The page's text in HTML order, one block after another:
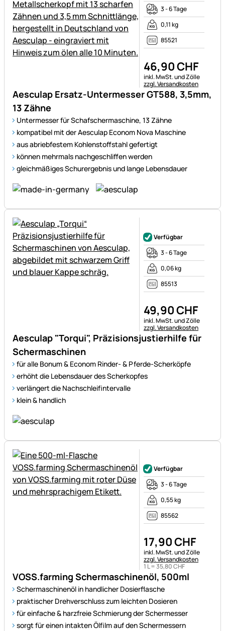
Aesculap Ersatz-Untermesser GT588, 3,5mm,
13 Zähne
Untermesser für Schafschermaschine, 13 Zähne
kompatibel mit der Aesculap Econom Nova Maschine
aus abriebfestem Kohlenstoffstahl gefertigt
können mehrmals nachgeschliffen werden
gleichmäßiges Schurergebnis und lange Lebensdauer
3 - 6 Tage
0,11 kg
85521
46,90CHF
Steuerhinweis:
inkl. MwSt. und Zölle
zzgl. Versandkosten
Aesculap "Torqui", Präzisionsjustierhilfe für
Schermaschinen
für alle Bonum & Econom Rinder- & Pferde-Scherköpfe
erhöht die Lebensdauer des Scherkopfes
verlängert die Nachschleifintervalle
klein & handlich
Verfügbar
3 - 6 Tage
0,06 kg
85513
49,90CHF
Steuerhinweis:
inkl. MwSt. und Zölle
zzgl. Versandkosten
VOSS.farming Schermaschinenöl, 500ml
Schermaschinenöl in handlicher Dosierflasche
praktischer Drehverschluss zum leichten Dosieren
für einfache & harzfreie Schmierung der Schermesser
sorgt für einen intakten Ölfilm auf den Schermessern
Verfügbar
3 - 6 Tage
0,55 kg
85562
17,90CHF
Steuerhinweis:
inkl. MwSt. und Zölle
zzgl. Versandkosten
1 L =35,80CHF